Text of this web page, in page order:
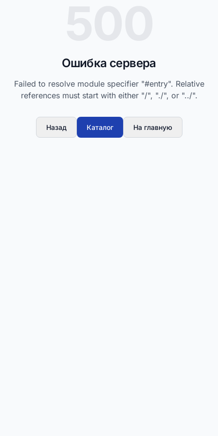
Ошибка сервера
Failed to resolve module specifier "#entry". Relative
references must start with either "/", "./", or "../".
Назад Каталог На главную